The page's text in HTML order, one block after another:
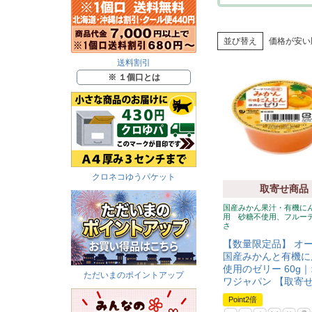
送料割引
※ １個口とは
クロネコゆうパケット
ただいまのポイントアップ
並び替え 価格が安
取寄せ商品
国産みかん果汁・有機に
用 砂糖不使用、フルー
さ
【数量限定品】 オ
国産みかんと有機
使用のゼリー 60g
ワジャパン 【取寄
Point2倍